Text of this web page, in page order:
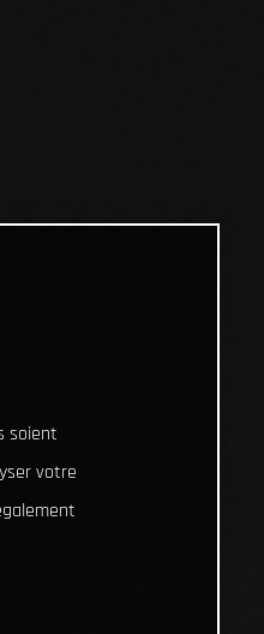
soient
votre